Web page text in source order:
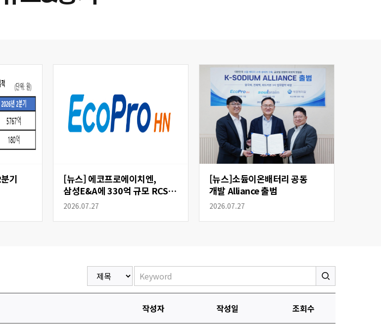
[뉴스] 에코프로에이치엔,
삼성E&A에 330억 규모 RCS
공급
2026.07.27
[뉴스]소듐이온배터리 공동
개발 Alliance 출범
2026.07.27
작성자 작성일 조회수